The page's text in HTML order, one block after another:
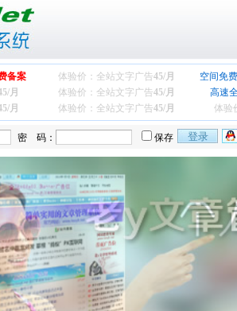
备案 体验价：全站文字广告45/月
空间免
月 体验价：全站文字广告45/月
高速
月 体验价：全站文字广告45/月 体验
密 码： 保存